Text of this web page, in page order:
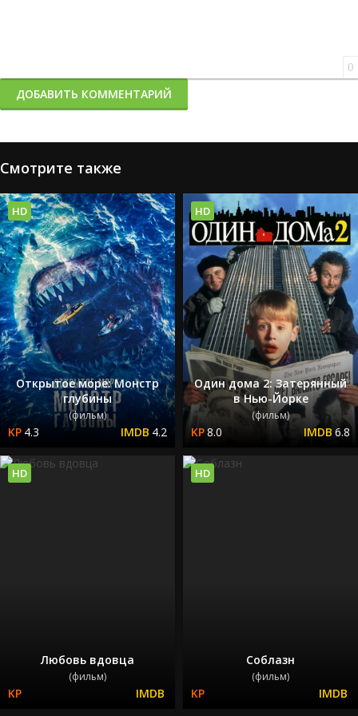
0
ДОБАВИТЬ КОММЕНТАРИЙ
Смотрите также
Открытое море: Монстр
глубины
(фильм)
4.3 4.2
HD
Один дома 2: Затерянный
в Нью-Йорке
(фильм)
8.0 6.8
HD
Любовь вдовца
(фильм)
HD
Соблазн
(фильм)
HD